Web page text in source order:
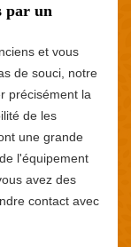
par un
et vous
de souci, notre
précisément la
de les
une grande
l'équipement
avez des
contact avec